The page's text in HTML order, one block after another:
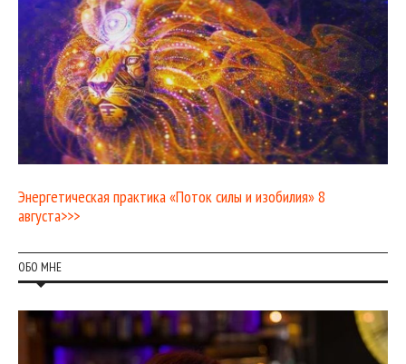
Энергетическая практика «Поток силы и изобилия» 8
августа>>>
ОБО МНЕ